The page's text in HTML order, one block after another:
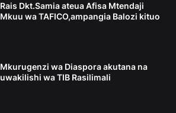
Rais Dkt.Samia ateua Afisa Mtendaji
Mkuu wa TAFICO,ampangia Balozi kituo
Mkurugenzi wa Diaspora akutana na
uwakilishi wa TIB Rasilimali